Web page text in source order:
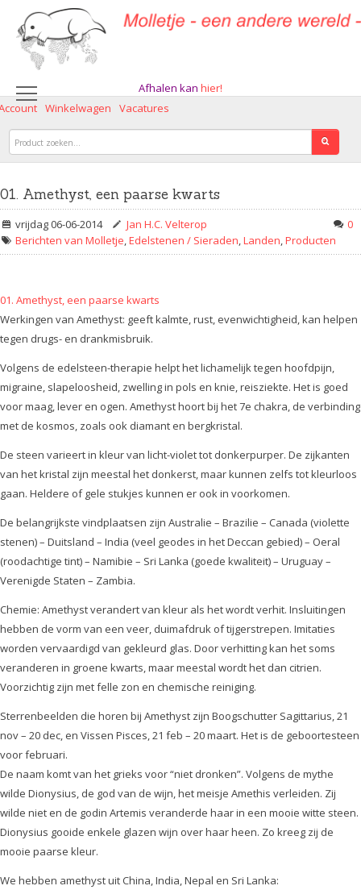
Afhalen kan hier!
Winkelwagen Vacatures
01. Amethyst, een paarse kwarts
0
vrijdag 06-06-2014
Jan H.C. Velterop
Berichten van Molletje,Edelstenen / Sieraden,Landen,Producten
01. Amethyst, een paarse kwarts
Werkingen van Amethyst: geeft kalmte, rust, evenwichtigheid, kan helpen
tegen drugs- en drankmisbruik.
Volgens de edelsteen-therapie helpt het lichamelijk tegen hoofdpijn,
migraine, slapeloosheid, zwelling in pols en knie, reisziekte. Het is goed
voor maag, lever en ogen. Amethyst hoort bij het 7e chakra, de verbinding
met de kosmos, zoals ook diamant en bergkristal.
De steen varieert in kleur van licht-violet tot donkerpurper. De zijkanten
van het kristal zijn meestal het donkerst, maar kunnen zelfs tot kleurloos
gaan. Heldere of gele stukjes kunnen er ook in voorkomen.
De belangrijkste vindplaatsen zijn Australie – Brazilie – Canada (violette
stenen) – Duitsland – India (veel geodes in het Deccan gebied) – Oeral
(roodachtige tint) – Namibie – Sri Lanka (goede kwaliteit) – Uruguay –
Verenigde Staten – Zambia.
Chemie: Amethyst verandert van kleur als het wordt verhit. Insluitingen
hebben de vorm van een veer, duimafdruk of tijgerstrepen. Imitaties
worden vervaardigd van gekleurd glas. Door verhitting kan het soms
veranderen in groene kwarts, maar meestal wordt het dan citrien.
Voorzichtig zijn met felle zon en chemische reiniging.
Sterrenbeelden die horen bij Amethyst zijn Boogschutter Sagittarius, 21
nov – 20 dec, en Vissen Pisces, 21 feb – 20 maart. Het is de geboortesteen
voor februari.
De naam komt van het grieks voor “niet dronken”. Volgens de mythe
wilde Dionysius, de god van de wijn, het meisje Amethis verleiden. Zij
wilde niet en de godin Artemis veranderde haar in een mooie witte steen.
Dionysius gooide enkele glazen wijn over haar heen. Zo kreeg zij de
mooie paarse kleur.
We hebben amethyst uit China, India, Nepal en Sri Lanka: